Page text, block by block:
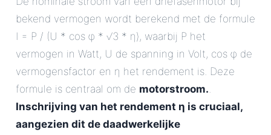
bekend vermogen wordt berekend met de formule
I = P / (U * cos φ * √3 * η), waarbij P het
vermogen in Watt, U de spanning in Volt, cos φ de
vermogensfactor en η het rendement is. Deze
formule is centraal om de motorstroom..
Inschrijving van het rendement η is cruciaal,
aangezien dit de daadwerkelijke